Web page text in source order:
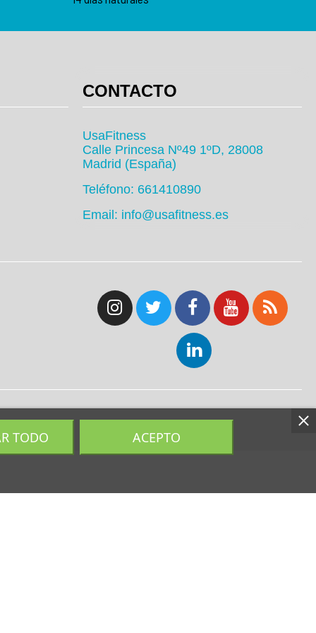
TODO ACEPTO
CONTACTO
UsaFitness
Calle Princesa Nº49 1ºD, 28008
Madrid (España)
Teléfono: 661410890
Email: info@usafitness.es